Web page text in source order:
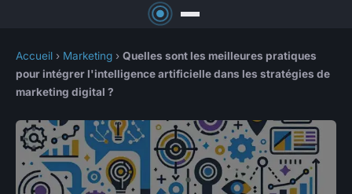
Accueil › Marketing › Quelles sont les meilleures pratiques
pour intégrer l'intelligence artificielle dans les stratégies de
marketing digital ?